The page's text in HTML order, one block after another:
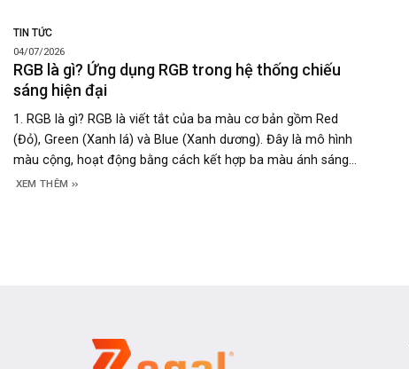
TIN TỨC
04/07/2026
RGB là gì? Ứng dụng RGB trong hệ thống chiếu
sáng hiện đại
1. RGB là gì? RGB là viết tắt của ba màu cơ bản gồm Red
(Đỏ), Green (Xanh lá) và Blue (Xanh dương). Đây là mô hình
màu cộng, hoạt động bằng cách kết hợp ba màu ánh sáng
này với các mức cường độ khác nhau để tạo ra nhiều màu
XEM THÊM